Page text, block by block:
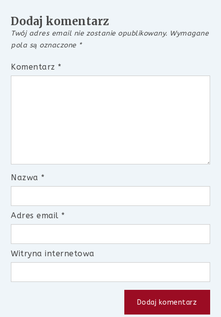
Dodaj komentarz
Twój adres email nie zostanie opublikowany. Wymagane
pola są oznaczone *
Komentarz *
Nazwa *
Adres email *
Witryna internetowa